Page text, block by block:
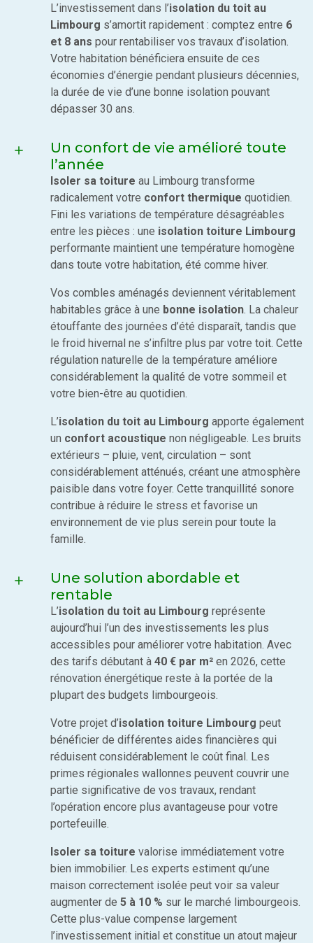
L’investissement dans l’isolation du toit au
Limbourg s’amortit rapidement : comptez entre 6
et 8 ans pour rentabiliser vos travaux d’isolation.
Votre habitation bénéficiera ensuite de ces
économies d’énergie pendant plusieurs décennies,
la durée de vie d’une bonne isolation pouvant
dépasser 30 ans.
Un confort de vie amélioré toute
l’année
Isoler sa toiture au Limbourg transforme
radicalement votre confort thermique quotidien.
Fini les variations de température désagréables
entre les pièces : une isolation toiture Limbourg
performante maintient une température homogène
dans toute votre habitation, été comme hiver.
Vos combles aménagés deviennent véritablement
habitables grâce à une bonne isolation . La chaleur
étouffante des journées d’été disparaît, tandis que
le froid hivernal ne s’infiltre plus par votre toit. Cette
régulation naturelle de la température améliore
considérablement la qualité de votre sommeil et
votre bien-être au quotidien.
L’isolation du toit au Limbourg apporte également
un confort acoustique non négligeable. Les bruits
extérieurs – pluie, vent, circulation – sont
considérablement atténués, créant une atmosphère
paisible dans votre foyer. Cette tranquillité sonore
contribue à réduire le stress et favorise un
environnement de vie plus serein pour toute la
famille.
Une solution abordable et
rentable
L’isolation du toit au Limbourg représente
aujourd’hui l’un des investissements les plus
accessibles pour améliorer votre habitation. Avec
des tarifs débutant à40 € par m² en 2026, cette
rénovation énergétique reste à la portée de la
plupart des budgets limbourgeois.
Votre projet d’isolation toiture Limbourg peut
bénéficier de différentes aides financières qui
réduisent considérablement le coût final. Les
primes régionales wallonnes peuvent couvrir une
partie significative de vos travaux, rendant
l’opération encore plus avantageuse pour votre
portefeuille.
Isoler sa toiture valorise immédiatement votre
bien immobilier. Les experts estiment qu’une
maison correctement isolée peut voir sa valeur
augmenter de5 à 10 % sur le marché limbourgeois.
Cette plus-value compense largement
l’investissement initial et constitue un atout majeur